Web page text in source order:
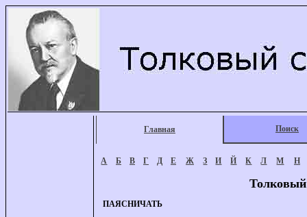
Главная Поиск
А Б В Г Д Е Ж З И Й К Л М Н
ПАЯСНИЧАТЬ